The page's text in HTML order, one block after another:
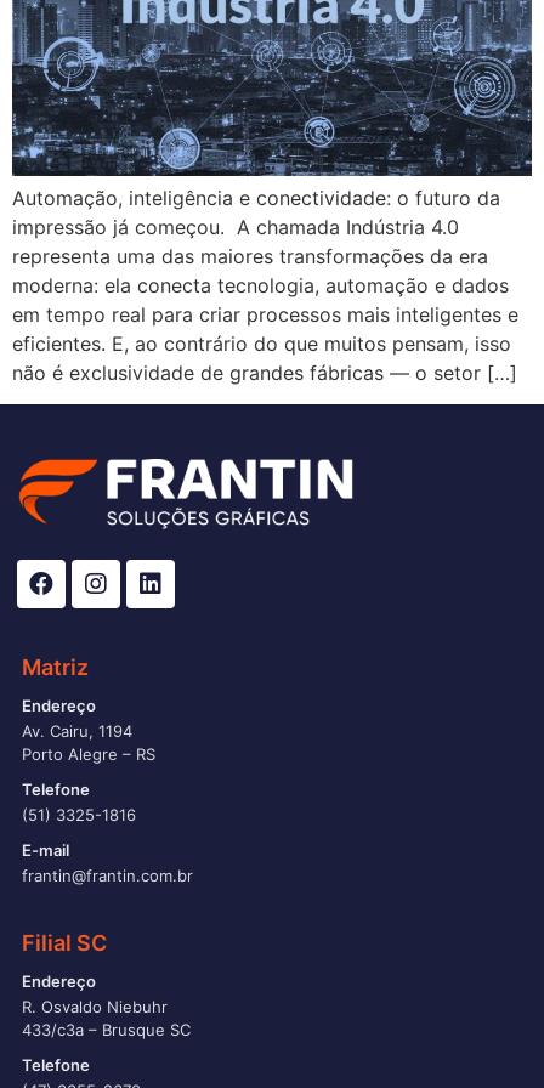
Automação, inteligência e conectividade: o futuro da
impressão já começou. A chamada Indústria 4.0
representa uma das maiores transformações da era
moderna: ela conecta tecnologia, automação e dados
em tempo real para criar processos mais inteligentes e
eficientes. E, ao contrário do que muitos pensam, isso
não é exclusividade de grandes fábricas — o setor […]
Matriz
Endereço
Av. Cairu, 1194
Porto Alegre – RS
Telefone
(51) 3325-1816
E-mail
frantin@frantin.com.br
Filial SC
Endereço
R. Osvaldo Niebuhr
433/c3a – Brusque SC
Telefone